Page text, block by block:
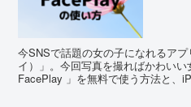
今SNSで話題の女の子になれるア
イ）」。今回写真を撮ればかわい
FacePlay 」を無料で使う方法と、